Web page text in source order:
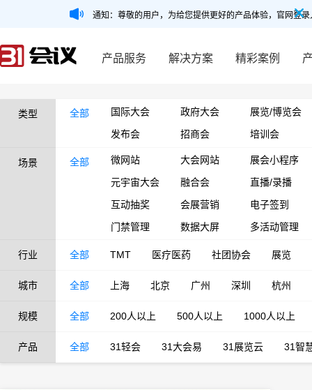
通知：尊敬的用户，为给您提供更好的产品体验，官网登
产品服务 解决方案 精彩案例
类型 全部 国际大会 政府大会
展览/博览会
发布会
招商会 培训会
场景 全部 微网站 大会网站
展会小程序
元宇宙大会
融合会
直播/录播
互动抽奖
会展营销
电子签到
门禁管理
数据大屏 多活动管理
行业 全部 TMT 医疗医药 社团协会 展览
城市 全部 上海 北京 广州 深圳 杭州
规模 全部 200人以上 500人以上 1000人以上
产品 全部 31轻会 31大会易 31展览云 31智